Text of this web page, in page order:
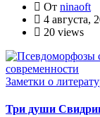
От ninaoft
4 августа,
20 views
Заметки о
Три души